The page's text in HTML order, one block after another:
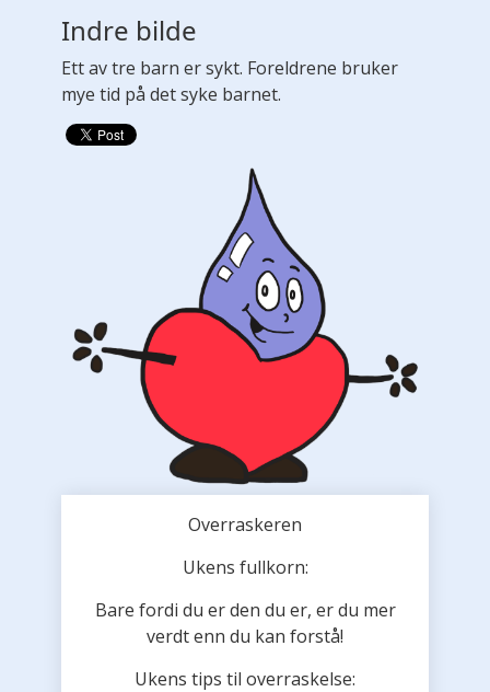
Indre bilde
Ett av tre barn er sykt. Foreldrene bruker
mye tid på det syke barnet.
Overraskeren
Ukens fullkorn:
Bare fordi du er den du er, er du mer
verdt enn du kan forstå!
Ukens tips til overraskelse: